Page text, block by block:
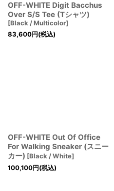
OFF-WHITE Digit Bacchus
Over S/S Tee (Tシャツ)
[Black / Multicolor]
83,600円(税込)
OFF-WHITE Out Of Office
For Walking Sneaker (スニー
カー) [Black / White]
100,100円(税込)